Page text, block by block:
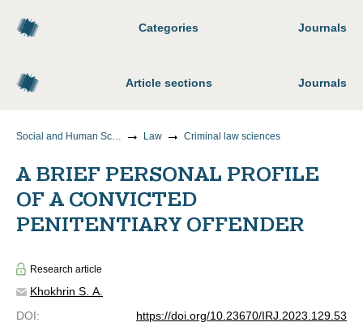
Categories Journals
Article sections Journals
Social and Human Sciences Law Criminal law sciences
A BRIEF PERSONAL PROFILE
OF A CONVICTED
PENITENTIARY OFFENDER
Research article
Khokhrin S. A.
DOI:
https://doi.org/10.23670/IRJ.2023.129.53